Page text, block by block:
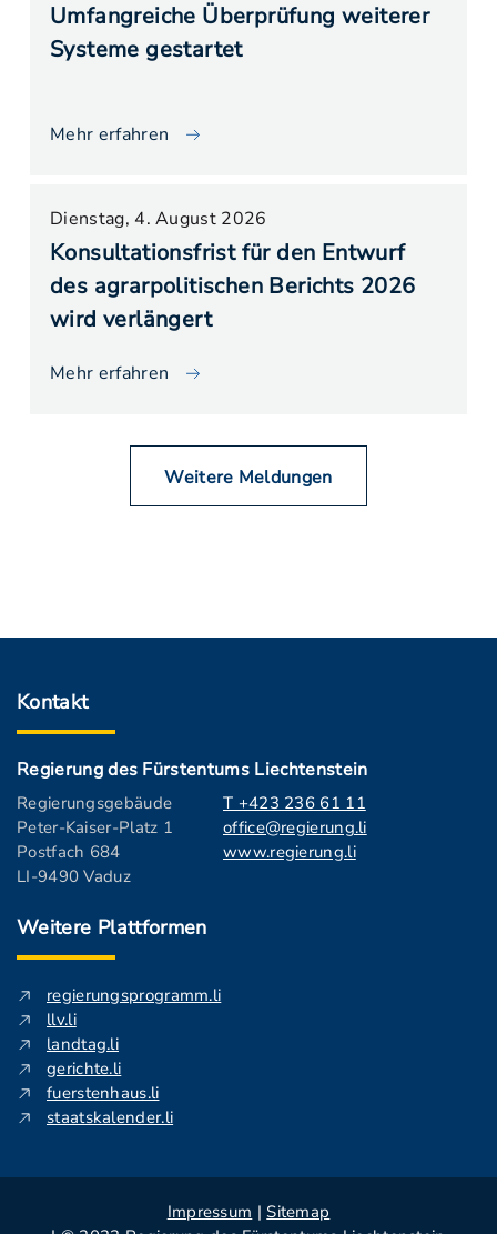
Umfangreiche Überprüfung weiterer
Systeme gestartet
Mehr erfahren
Dienstag, 4. August 2026
Konsultationsfrist für den Entwurf
des agrarpolitischen Berichts 2026
wird verlängert
Mehr erfahren
Weitere Meldungen
Kontakt
Regierung des Fürstentums Liechtenstein
Regierungsgebäude
Peter-Kaiser-Platz 1
Postfach 684
LI-9490 Vaduz
T +423 236 61 11
office@regierung.li
www.regierung.li
Weitere Plattformen
regierungsprogramm.li
llv.li
landtag.li
gerichte.li
fuerstenhaus.li
staatskalender.li
Impressum | Sitemap